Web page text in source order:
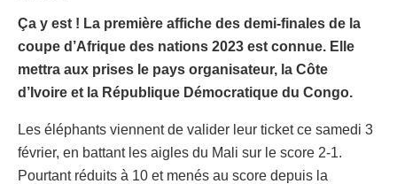
Ça y est ! La première affiche des demi-finales de la
coupe d’Afrique des nations 2023 est connue. Elle
mettra aux prises le pays organisateur, la Côte
d’Ivoire et la République Démocratique du Congo.
Les éléphants viennent de valider leur ticket ce samedi 3
février, en battant les aigles du Mali sur le score 2-1.
Pourtant réduits à 10 et menés au score depuis la